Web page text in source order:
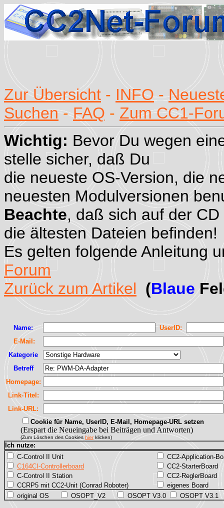
Zur Übersicht - INFO -
Suchen - FAQ - Zum CC1-
Wichtig: Bevor Du wegen
stelle sicher, daß Du
die neueste OS-Version, die
neuesten Modulversionen
Beachte, daß sich auf der
die ältesten Dateien befinden!
Es gelten folgende Anleitung
Forum
Zurück zum Artikel (Blaue
Name:
UserID:
E-Mail:
Kategorie
Betreff
Homepage:
Link-Titel:
Link-URL:
Cookie für Name, UserID, E-Mail, Homepage-URL setzen
(Erspart die Neueingabe bei Beiträgen und Antworten)
(Zum Löschen des Cookies hierklicken)
Ich nutze:
C-Control II Unit
C164CI-Controllerboard
C-Control II Station
CCRP5 mit CC2-Unit (Conrad Roboter)
CC2-Application-
CC2-StarterBoard
CC2-ReglerBoard
eigenes Board
original OS
OSOPT_V2 OSOPT V3.0 OSOPT V3.1